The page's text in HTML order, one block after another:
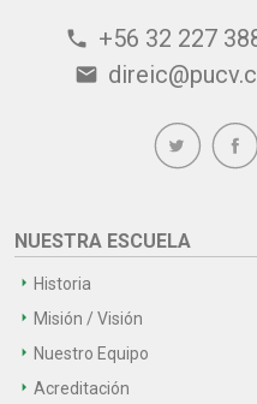
phone +56 32 227
email
NUESTRA ESCUELA
Historia
Misión / Visión
Nuestro Equipo
Acreditación